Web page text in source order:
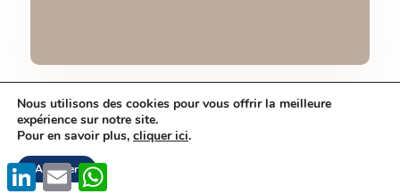
Association Un Esprit de Famille © 2026
Mentions légales
LinkedInEmail
Nous utilisons des cookies pour vous offrir la meilleure
expérience sur notre site.
Pour en savoir plus, cliquer ici.
Accepter